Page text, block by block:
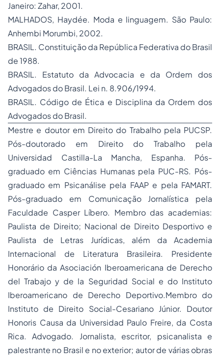
Janeiro: Zahar, 2001.
MALHADOS, Haydée. Moda e linguagem. São Paulo:
Anhembi Morumbi, 2002.
BRASIL. Constituição da República Federativa do Brasil
de 1988.
BRASIL. Estatuto da Advocacia e da Ordem dos
Advogados do Brasil. Lei n. 8.906/1994.
BRASIL. Código de Ética e Disciplina da Ordem dos
Advogados do Brasil.
Mestre e doutor em Direito do Trabalho pela PUCSP.
Pós-doutorado em Direito do Trabalho pela
Universidad Castilla-La Mancha, Espanha. Pós-
graduado em Ciências Humanas pela PUC-RS. Pós-
graduado em Psicanálise pela FAAP e pela FAMART.
Pós-graduado em Comunicação Jornalística pela
Faculdade Casper Líbero. Membro das academias:
Paulista de Direito; Nacional de Direito Desportivo e
Paulista de Letras Jurídicas, além da Academia
Internacional de Literatura Brasileira. Presidente
Honorário da Asociación Iberoamericana de Derecho
del Trabajo y de la Seguridad Social e do Instituto
Iberoamericano de Derecho Deportivo.Membro do
Instituto de Direito Social-Cesariano Júnior. Doutor
Honoris Causa da Universidad Paulo Freire, da Costa
Rica. Advogado. Jornalista, escritor, psicanalista e
palestrante no Brasil e no exterior; autor de várias obras